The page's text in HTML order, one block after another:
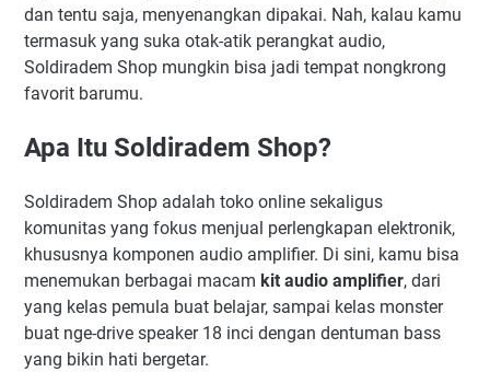
dan tentu saja, menyenangkan dipakai. Nah, kalau kamu
termasuk yang suka otak-atik perangkat audio,
Soldiradem Shop mungkin bisa jadi tempat nongkrong
favorit barumu.
Apa Itu Soldiradem Shop?
Soldiradem Shop adalah toko online sekaligus
komunitas yang fokus menjual perlengkapan elektronik,
khususnya komponen audio amplifier. Di sini, kamu bisa
menemukan berbagai macam kit audio amplifier, dari
yang kelas pemula buat belajar, sampai kelas monster
buat nge-drive speaker 18 inci dengan dentuman bass
yang bikin hati bergetar.